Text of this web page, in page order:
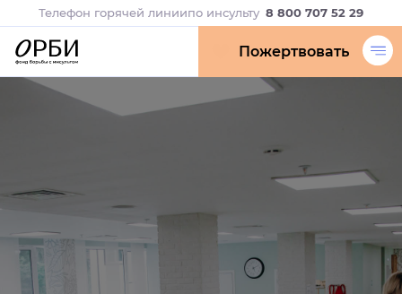
Телефон горячей линиипо инсульту 8 800 707 52 29
Пожертвовать